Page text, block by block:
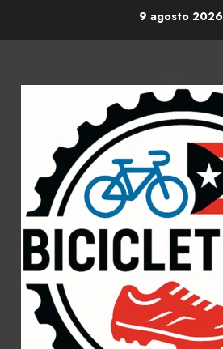
9 agosto 2026